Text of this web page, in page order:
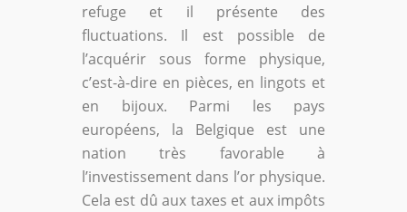
refuge et il présente des
fluctuations. Il est possible de
l’acquérir sous forme physique,
c’est-à-dire en pièces, en lingots et
en bijoux. Parmi les pays
européens, la Belgique est une
nation très favorable à
l’investissement dans l’or physique.
Cela est dû aux taxes et aux impôts